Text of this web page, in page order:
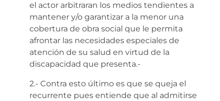
el actor arbitraran los medios tendientes a
mantener y/o garantizar a la menor una
cobertura de obra social que le permita
afrontar las necesidades especiales de
atención de su salud en virtud de la
discapacidad que presenta.-
2.- Contra esto último es que se queja el
recurrente pues entiende que al admitirse